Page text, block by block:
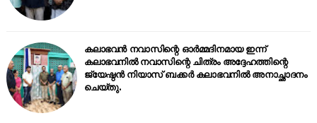
കലാഭവൻ നവാസിന്റെ ഓർമ്മദിനമായ ഇന്ന്
കലാഭവനിൽ നവാസിന്റെ ചിത്രം അദ്ദേഹത്തിന്റെ
ജ്യേഷ്ഠൻ നിയാസ് ബക്കർ കലാഭവനിൽ അനാച്ഛാദനം
ചെയ്തു.